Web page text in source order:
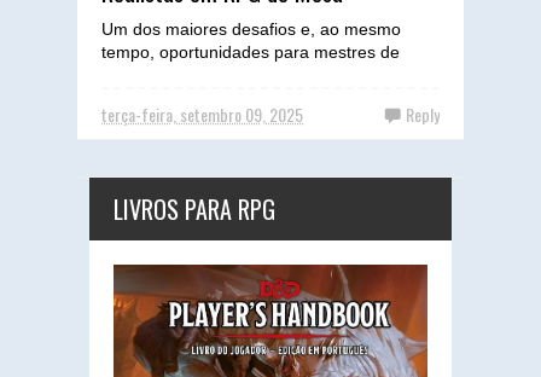
Um dos maiores desafios e, ao mesmo
tempo, oportunidades para mestres de
terça-feira, setembro 09, 2025 Reply
LIVROS PARA RPG